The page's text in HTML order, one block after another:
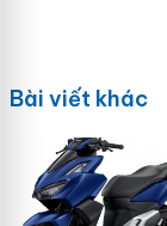
Bài viết khác